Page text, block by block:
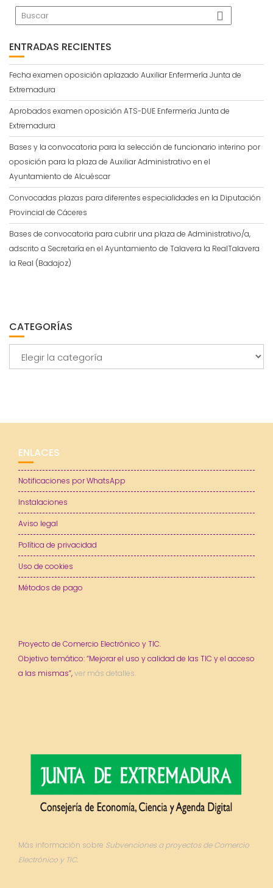
ENTRADAS RECIENTES
Fecha examen oposición aplazado Auxiliar Enfermería Junta de
Extremadura
Aprobados examen oposición ATS-DUE Enfermería Junta de
Extremadura
Bases y la convocatoria para la selección de funcionario interino por
oposición para la plaza de Auxiliar Administrativo en el
Ayuntamiento de Alcuéscar
Convocadas plazas para diferentes especialidades en la Diputación
Provincial de Cáceres
Bases de convocatoria para cubrir una plaza de Administrativo/a,
adscrito a Secretaría en el Ayuntamiento de Talavera la RealTalavera
la Real (Badajoz)
CATEGORÍAS
ENLACES
Notificaciones por WhatsApp
Instalaciones
Aviso legal
Política de privacidad
Uso de cookies
Métodos de pago
Proyecto de Comercio Electrónico y TIC.
Objetivo temático: “Mejorar el uso y calidad de las TIC y el acceso
a las mismas”,ver más detalles.
Más información sobre Subvenciones a proyectos de Comercio
Electrónico y TIC.